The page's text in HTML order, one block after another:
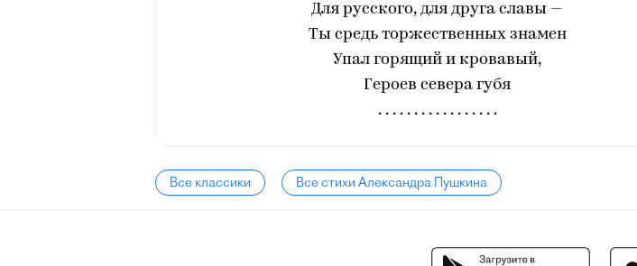
Для русского, для друга славы —
Ты средь торжественных знамен
Упал горящий и кровавый,
Героев севера губя
. . . . . . . . . . . . . . . . .
Все классики Все стихи Александра Пушкина